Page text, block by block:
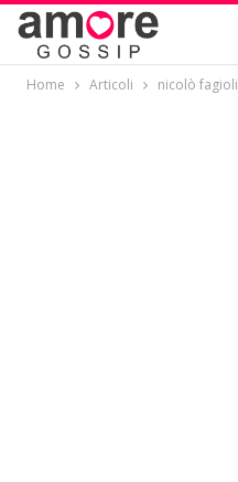
Home Articoli nicolò fagioli